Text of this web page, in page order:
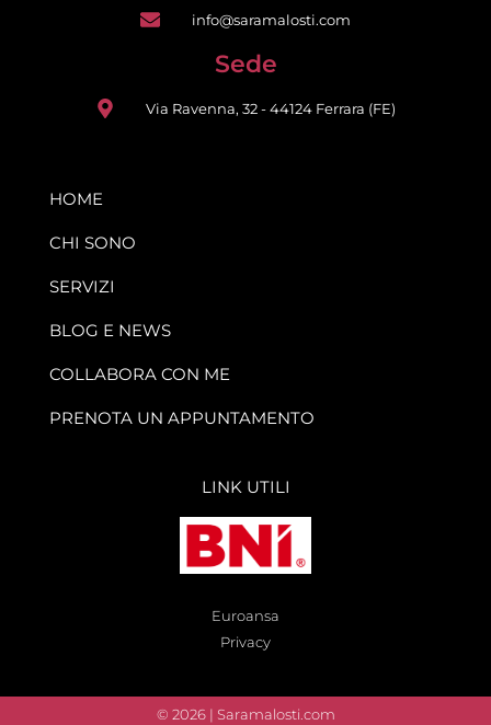
info@saramalosti.com
Sede
Via Ravenna, 32 - 44124 Ferrara (FE)
HOME
CHI SONO
SERVIZI
BLOG E NEWS
COLLABORA CON ME
PRENOTA UN APPUNTAMENTO
LINK UTILI
Euroansa
Privacy
© 2026 | Saramalosti.com